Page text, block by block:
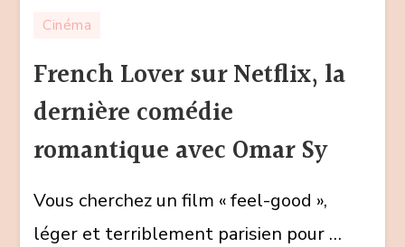
Netflix,
la
comédie
avec
Omar
Cinéma
French Lover sur Netflix, la
dernière comédie
romantique avec Omar Sy
Vous cherchez un film « feel-good »,
léger et terriblement parisien pour …